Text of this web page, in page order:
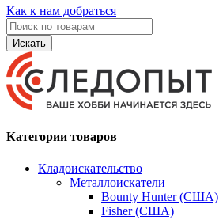
Как к нам добраться
Искать
Категории товаров
Кладоискательство
Металлоискатели
Bounty Hunter (США)
Fisher (США)